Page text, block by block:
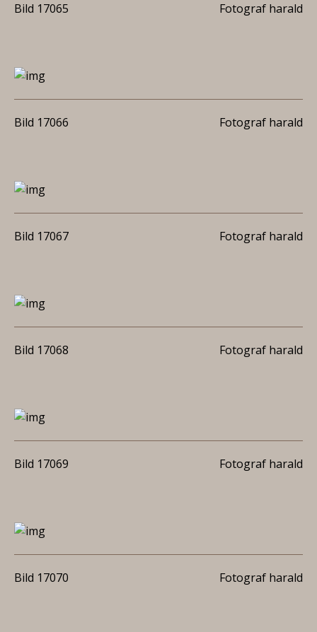
Bild 17065 Fotograf harald
Bild 17066 Fotograf harald
Bild 17067 Fotograf harald
Bild 17068 Fotograf harald
Bild 17069 Fotograf harald
Bild 17070 Fotograf harald